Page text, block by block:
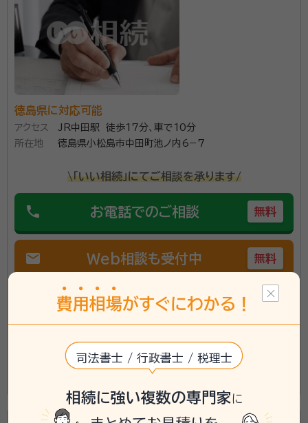
事務所口コミ（抜粋）：
満足度 5.0
ご利用時期：2024/4
面談の感想
自宅でなく雨のなかお世話になりました有り難かったです
契約後の感想
思ってしまいました。
徳島で相続手続を中心に対応しております。初回相談無
料、土日祝・遅い時間でも事前予約にて対応致します。
にご相談下さい。
資格等：行政書士
所属団体： 徳島県行政書士会
徳島県に対応可能
アクセス
JR中田駅 徒歩17分、車で10分
所在地
徳島県小松島市中田町池ノ内6−７
\「いい相続」にてご相談を承ります/
phone お電話でのご相談 無料
mail Web相談も受付中 無料
対応業務： 遺言書 / 遺産分割 / 相続財産調査 / 相続手続き /
銀行手続き / 戸籍収集 / 相続人調査
所属する専門家：
岩佐 和宏（いわさ かずひろ） 行政書士
費用 相場がすぐにわかる！
司法書士 / 行政書士 / 税理士
相続に強い複数の専門家に